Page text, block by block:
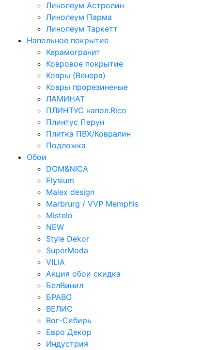
Линолеум Астролин
Линолеум Парма
Линолеум Таркетт
Напольное покрытие
Керамогранит
Ковровое покрытие
Ковры (Венера)
Ковры прорезиненые
ЛАМИНАТ
ПЛИНТУС напол.Rico
Плинтус Перун
Плитка ПВХ/Ковралин
Подложка
Обои
DOM&NICA
Elysium
Malex design
Marbrurg / VVP Memphis
Mistelo
NEW
Style Dekor
SuperModa
VILIA
Акция обои скидка
БелВинил
БРАВО
ВЕЛИС
Вог-Сибирь
Евро Декор
Индустрия